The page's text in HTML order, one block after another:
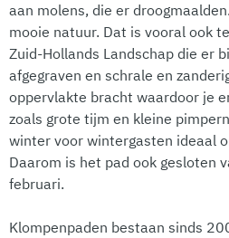
aan molens, die er
mooie natuur. Dat is vooral ook
Zuid-Hollands Landschap die er
afgegraven en schrale en
oppervlakte bracht waardoor je
zoals grote tijm en kleine
winter voor wintergasten ideaal
Daarom is het pad ook gesloten
februari.
Klompenpaden bestaan sinds